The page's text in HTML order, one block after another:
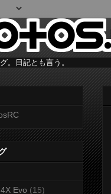
。日記とも言う。
Evo (15)